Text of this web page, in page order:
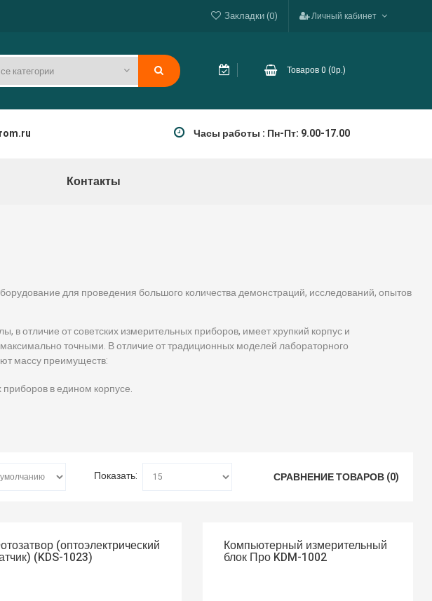
Личный кабинет
Закладки (0)
Товаров 0 (0р.)
Часы работы : Пн-Пт: 9.00-17.00
Контакты
для проведения большого количества демонстраций, исследований, опытов
отличие от советских измерительных приборов, имеет хрупкий корпус и
точными. В отличие от традиционных моделей лабораторного
массу преимуществ:
в едином корпусе.
Показать: СРАВНЕНИЕ ТОВАРОВ (0)
(оптоэлектрический
(KDS-1023)
Компьютерный измерительный
блок Про KDM-1002